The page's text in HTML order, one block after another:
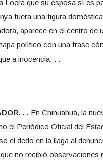
Loera que su esposa sí es
fuera una figura
aparece en el centro
político con una frase
a inocencia. . .
. . En Chihuahua, la
el Periódico Oficial del
el dedo en la llaga al
no recibió